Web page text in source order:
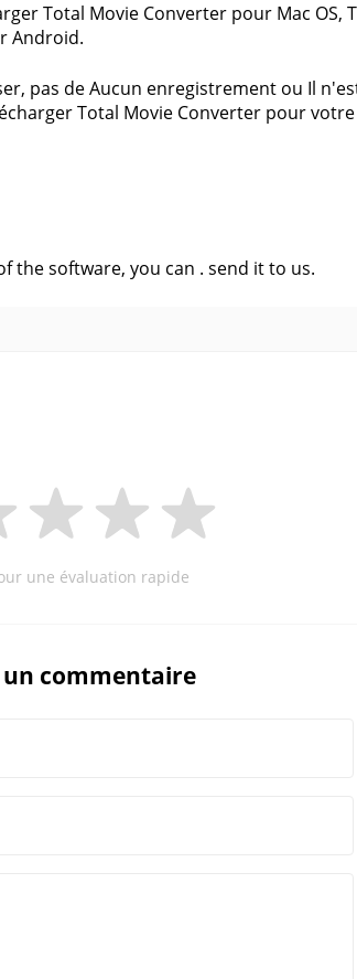
Total Movie Converter pour Mac OS,
Android.
pas de Aucun enregistrement ou Il
Total Movie Converter pour
the software, you can . send it to us.
une évaluation rapide
un commentaire